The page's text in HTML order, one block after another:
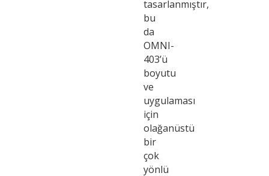
tasarlanmıştır,
bu
da
OMNI-
403’ü
boyutu
ve
uygulaması
için
olağanüstü
bir
çok
yönlü